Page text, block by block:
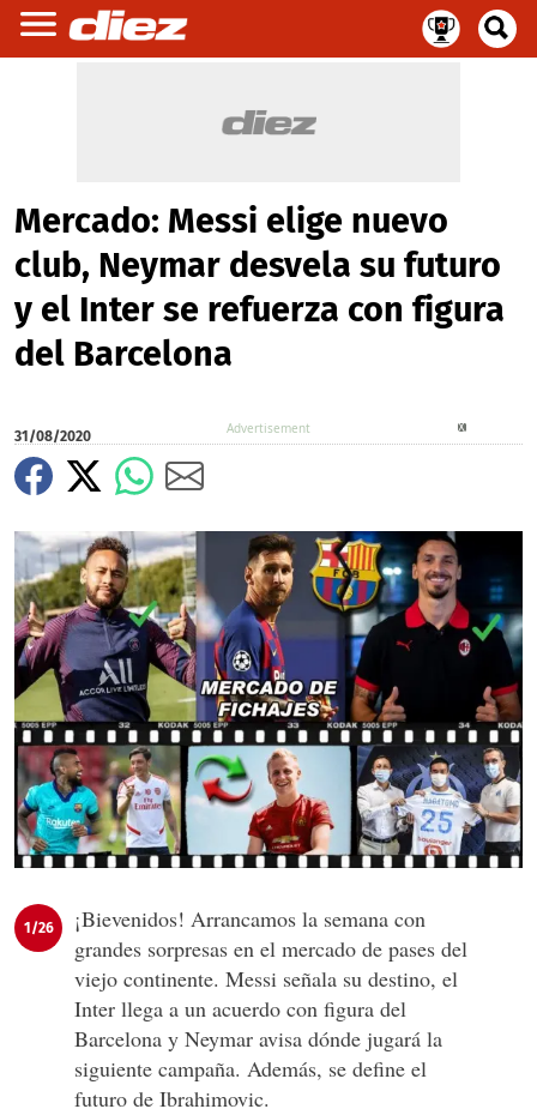
Mercado: Messi elige nuevo
club, Neymar desvela su futuro
y el Inter se refuerza con figura
del Barcelona
31/08/2020
1/26
¡Bievenidos! Arrancamos la semana con
grandes sorpresas en el mercado de pases del
viejo continente. Messi señala su destino, el
Inter llega a un acuerdo con figura del
Barcelona y Neymar avisa dónde jugará la
siguiente campaña. Además, se define el
futuro de Ibrahimovic.
X